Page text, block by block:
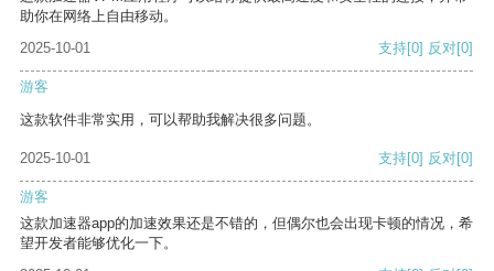
助你在网络上自由移动。
2025-10-01
支持[0] 反对[0]
游客
这款软件非常实用，可以帮助我解决很多问题。
2025-10-01 支持[0] 反对[0]
游客
这款加速器app的加速效果还是不错的，但偶尔也会出现卡顿的情况，希
望开发者能够优化一下。